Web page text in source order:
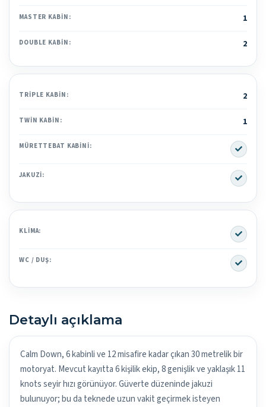
MASTER KABIN: 1
DOUBLE KABIN: 2
TRIPLE KABIN: 2
TWIN KABIN: 1
MÜRETTEBAT KABINI: Yes
JAKUZI: Yes
KLIMA: Yes
WC / DUŞ: Yes
Detaylı açıklama
Calm Down, 6 kabinli ve 12 misafire kadar çıkan 30 metrelik bir
motoryat. Mevcut kayıtta 6 kişilik ekip, 8 genişlik ve yaklaşık 11
knots seyir hızı görünüyor. Güverte düzeninde jakuzi
bulunuyor; bu da teknede uzun vakit geçirmek isteyen